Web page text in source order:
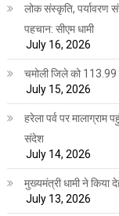
लोक संस्कृति, पर्यावरण
पहचान: सीएम धामी
July 16, 2026
चमोली जिले को 113.99
July 15, 2026
हरेला पर्व पर
संदेश
July 14, 2026
मुख्यमंत्री धामी ने किया
July 13, 2026